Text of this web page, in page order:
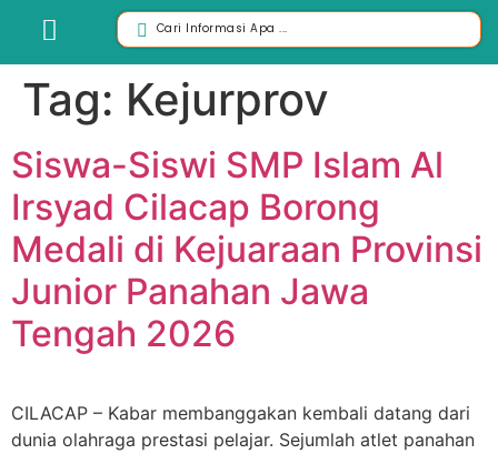
Tag: Kejurprov
Siswa-Siswi SMP Islam Al
Irsyad Cilacap Borong
Medali di Kejuaraan Provinsi
Junior Panahan Jawa
Tengah 2026
CILACAP – Kabar membanggakan kembali datang dari
dunia olahraga prestasi pelajar. Sejumlah atlet panahan